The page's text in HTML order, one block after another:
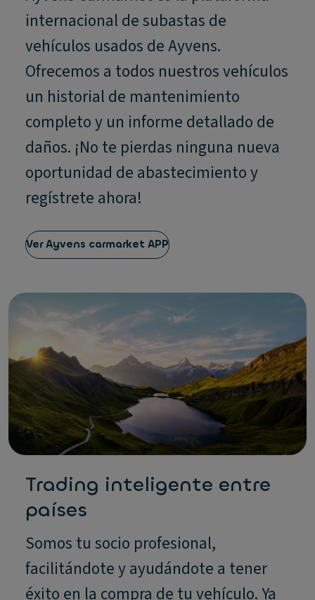
internacional de subastas de
vehículos usados de Ayvens.
Ofrecemos a todos nuestros vehículos
un historial de mantenimiento
completo y un informe detallado de
daños. ¡No te pierdas ninguna nueva
oportunidad de abastecimiento y
regístrete ahora!
Ver Ayvens carmarket APP
Trading inteligente entre
países
Somos tu socio profesional,
facilitándote y ayudándote a tener
éxito en la compra de tu vehículo. Ya